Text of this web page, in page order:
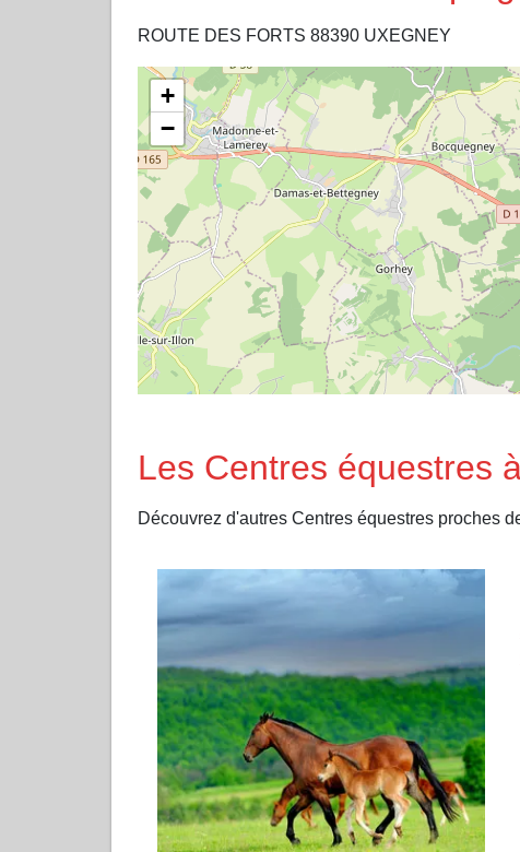
ROUTE DES FORTS 88390 UXEGNEY
+
−
Les Centres équestres
Découvrez d'autres Centres équestres proches